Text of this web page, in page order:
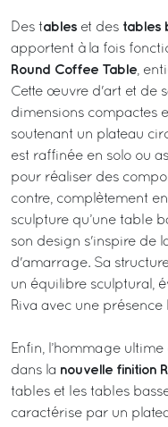
Des tables et des tables
apportent à la fois
Round Coffee Table,
Cette œuvre d'art et de
dimensions compactes
soutenant un plateau
est raffinée en solo ou
pour réaliser des
contre, complètement
sculpture qu’une table
son design s'inspire de
d'amarrage. Sa
un équilibre sculptural,
Riva avec une
Enfin, l’hommage
dans la nouvelle finition
tables et les tables
caractérise par un